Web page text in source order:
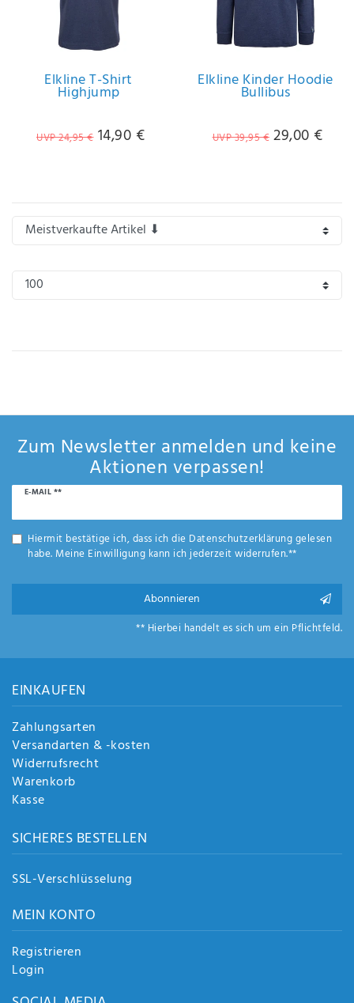
Elkline T-Shirt
Highjump
UVP 24,95 € 14,90 €
Elkline Kinder Hoodie
Bullibus
UVP 39,95 € 29,00 €
Zum Newsletter anmelden und keine
Aktionen verpassen!
E-MAIL **
Newsletter
Hiermit bestätige ich, dass ich die Daten­schutz­erklärunggelesen
habe. Meine Einwilligung kann ich jederzeit widerrufen.**
Abonnieren
** Hierbei handelt es sich um ein Pflichtfeld.
EINKAUFEN
Zahlungsarten
Versandarten & -kosten
Widerrufsrecht
Warenkorb
Kasse
SICHERES BESTELLEN
SSL-Verschlüsselung
MEIN KONTO
Registrieren
Login